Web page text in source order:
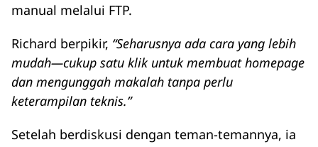
manual melalui FTP.
Richard berpikir, “Seharusnya ada cara yang lebih
mudah—cukup satu klik untuk membuat homepage
dan mengunggah makalah tanpa perlu
keterampilan teknis.”
Setelah berdiskusi dengan teman-temannya, ia